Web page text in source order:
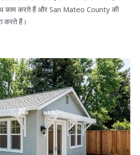
काम करते हैं और San Mateo County की
करते हैं।